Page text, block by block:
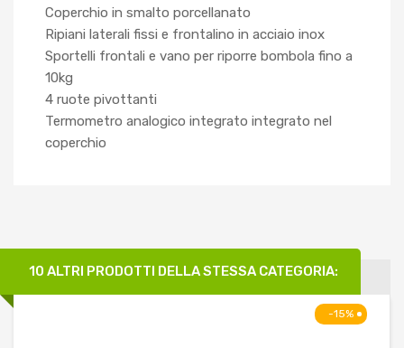
Coperchio in smalto porcellanato
Ripiani laterali fissi e frontalino in acciaio inox
Sportelli frontali e vano per riporre bombola fino a
10kg
4 ruote pivottanti
Termometro analogico integrato integrato nel
coperchio
10 ALTRI PRODOTTI DELLA STESSA CATEGORIA:
-15%